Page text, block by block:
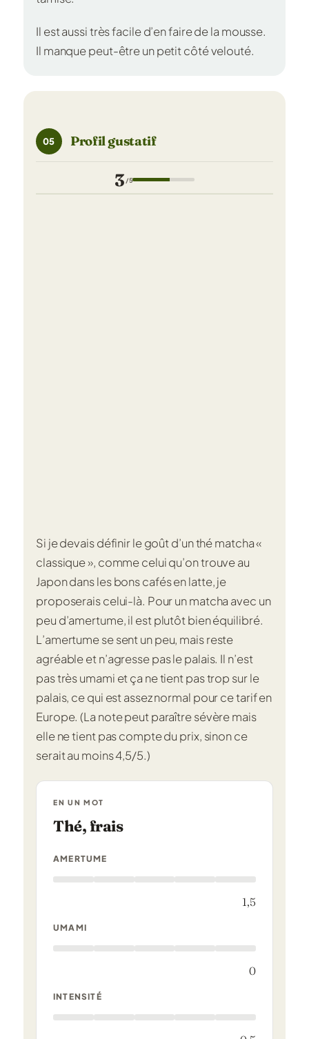
Il est aussi très facile d’en faire de la mousse.
Il manque peut-être un petit côté velouté.
05 Profil gustatif
3 /5
Si je devais définir le goût d’un thé matcha «
classique », comme celui qu’on trouve au
Japon dans les bons cafés en latte, je
proposerais celui-là. Pour un matcha avec un
peu d’amertume, il est plutôt bien équilibré.
L’amertume se sent un peu, mais reste
agréable et n’agresse pas le palais. Il n’est
pas très umami et ça ne tient pas trop sur le
palais, ce qui est assez normal pour ce tarif en
Europe. (La note peut paraître sévère mais
elle ne tient pas compte du prix, sinon ce
serait au moins 4,5/5.)
EN UN MOT
Thé, frais
AMERTUME
1,5
UMAMI
0
INTENSITÉ